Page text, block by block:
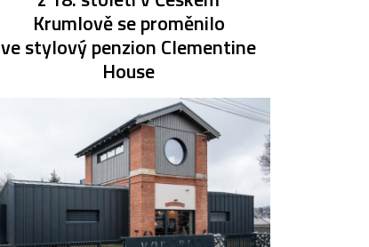
Krumlově se proměnilo
ve stylový penzion Clementine
House